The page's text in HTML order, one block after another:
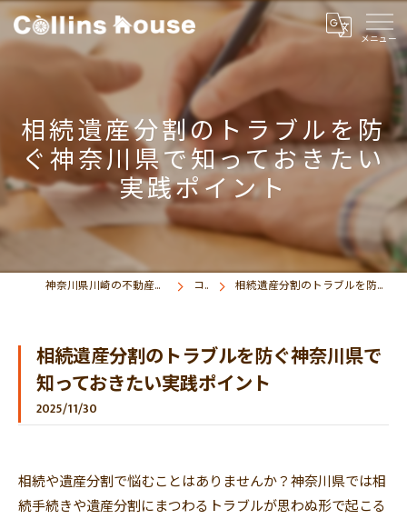
相続遺産分割のトラブルを防
ぐ神奈川県で知っておきたい
実践ポイント
神奈川県川崎の不動産売買なら株式会社コリンズハウス コラム 相続遺産分割のトラブルを防ぐ神奈川県で知っておきたい実践ポイント
相続遺産分割のトラブルを防ぐ神奈川県で
知っておきたい実践ポイント
2025/11/30
相続や遺産分割で悩むことはありませんか？神奈川県では相
続手続きや遺産分割にまつわるトラブルが思わぬ形で起こる